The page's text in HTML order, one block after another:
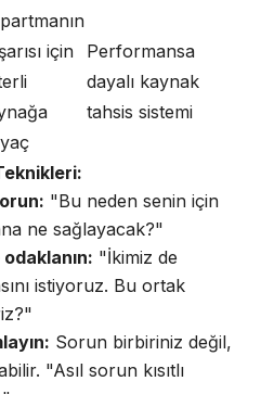
için
Performansa
dayalı kaynak
tahsis sistemi
"Bu neden senin için
ne sağlayacak?"
"İkimiz de
istiyoruz. Bu ortak
Sorun birbiriniz değil,
"Asıl sorun kısıtlı